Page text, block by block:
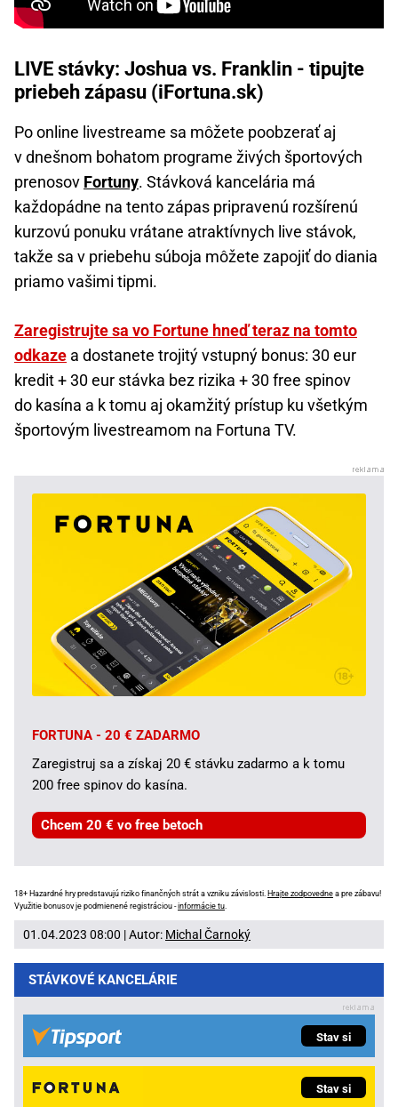
LIVE stávky: Joshua vs. Franklin - tipujte
priebeh zápasu (iFortuna.sk)
Po online livestreame sa môžete poobzerať aj
v dnešnom bohatom programe živých športových
prenosov Fortuny. Stávková kancelária má
každopádne na tento zápas pripravenú rozšírenú
kurzovú ponuku vrátane atraktívnych live stávok,
takže sa v priebehu súboja môžete zapojiť do diania
priamo vašimi tipmi.
Zaregistrujte sa vo Fortune hneď teraz na tomto
odkaze a dostanete trojitý vstupný bonus: 30 eur
kredit + 30 eur stávka bez rizika + 30 free spinov
do kasína a k tomu aj okamžitý prístup ku všetkým
športovým livestreamom na Fortuna TV.
FORTUNA - 20 € ZADARMO
Zaregistruj sa a získaj 20 € stávku zadarmo a k tomu
200 free spinov do kasína.
Chcem 20 € vo free betoch
18+ Hazardné hry predstavujú riziko finančných strát a vzniku závislosti. Hrajte zodpovedne a pre zábavu!
Využitie bonusov je podmienené registráciou -informácie tu
01.04.2023 08:00 | Autor: Michal Čarnoký
STÁVKOVÉ KANCELÁRIE
Stav si
Stav si